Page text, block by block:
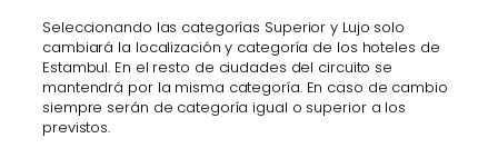
Seleccionando las categorías Superior y Lujo solo
cambiará la localización y categoría de los hoteles de
Estambul. En el resto de ciudades del circuito se
mantendrá por la misma categoría. En caso de cambio
siempre serán de categoría igual o superior a los
previstos.